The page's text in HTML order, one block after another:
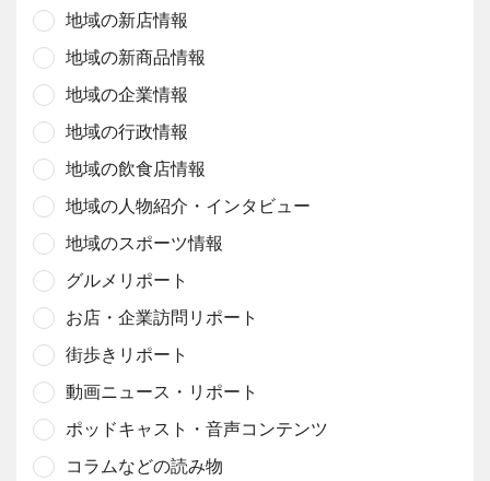
地域の新店情報
地域の新商品情報
地域の企業情報
地域の行政情報
地域の飲食店情報
地域の人物紹介・インタビュー
地域のスポーツ情報
グルメリポート
お店・企業訪問リポート
街歩きリポート
動画ニュース・リポート
ポッドキャスト・音声コンテンツ
コラムなどの読み物